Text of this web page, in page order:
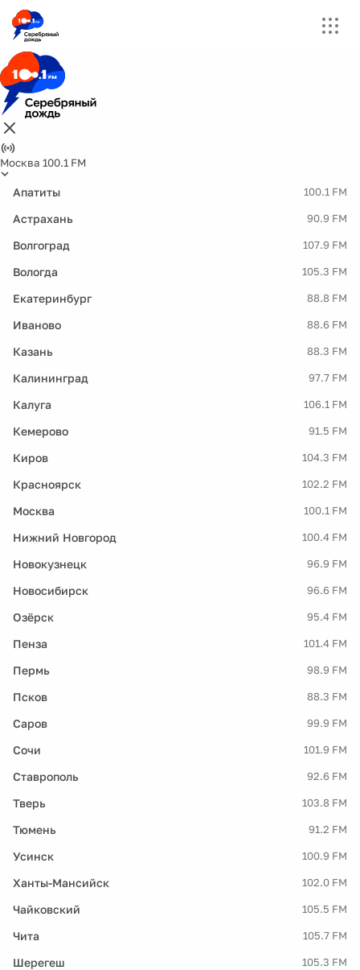
Москва 100.1 FM
Апатиты 100.1 FM
Астрахань 90.9 FM
Волгоград 107.9 FM
Вологда 105.3 FM
Екатеринбург 88.8 FM
Иваново 88.6 FM
Казань 88.3 FM
Калининград 97.7 FM
Калуга 106.1 FM
Кемерово 91.5 FM
Киров 104.3 FM
Красноярск 102.2 FM
Москва 100.1 FM
Нижний Новгород 100.4 FM
Новокузнецк 96.9 FM
Новосибирск 96.6 FM
Озёрск 95.4 FM
Пенза 101.4 FM
Пермь 98.9 FM
Псков 88.3 FM
Саров 99.9 FM
Сочи 101.9 FM
Ставрополь 92.6 FM
Тверь 103.8 FM
Тюмень 91.2 FM
Усинск 100.9 FM
Ханты-Мансийск 102.0 FM
Чайковский 105.5 FM
Чита 105.7 FM
Шерегеш 105.3 FM